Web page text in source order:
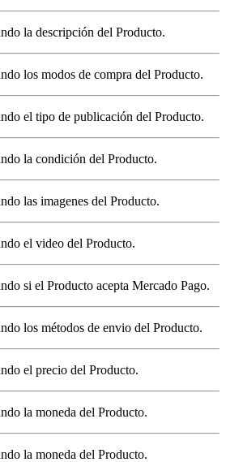
la descripción del Producto.
los modos de compra del Producto.
el tipo de publicación del Producto.
la condición del Producto.
las imagenes del Producto.
el video del Producto.
si el Producto acepta Mercado Pago.
los métodos de envio del Producto.
el precio del Producto.
la moneda del Producto.
la moneda del Producto.